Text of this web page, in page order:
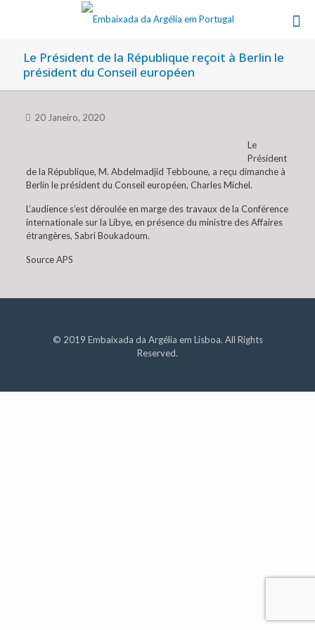
Le Président de la République reçoit à Berlin le
président du Conseil européen
20 Janeiro, 2020
Le
Président
de la République, M. Abdelmadjid Tebboune, a reçu dimanche à
Berlin le président du Conseil européen, Charles Michel.
L’audience s’est déroulée en marge des travaux de la Conférence
internationale sur la Libye, en présence du ministre des Affaires
étrangères, Sabri Boukadoum.
Source APS
© 2019 Embaixada da Argélia em Lisboa. All Rights
Reserved.